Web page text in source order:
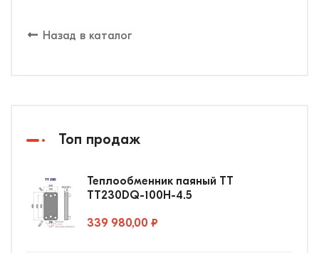
Назад в каталог
Топ продаж
Теплообменник паяный ТТ
ТТ230DQ-100Н-4.5
339 980,00 ₽